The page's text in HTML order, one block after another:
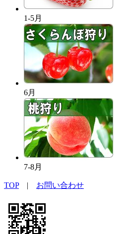
1-5月
6月
7-8月
TOP| お問い合わせ